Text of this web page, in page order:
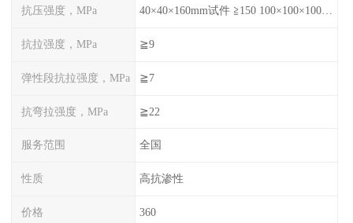
抗压强度，MPa 40×40×160mm试件 ≧150 100×100×100mm试件≧120
抗拉强度，MPa ≧9
弹性段抗拉强度，MPa ≧7
抗弯拉强度，MPa ≧22
服务范围 全国
性质 高抗渗性
价格 360